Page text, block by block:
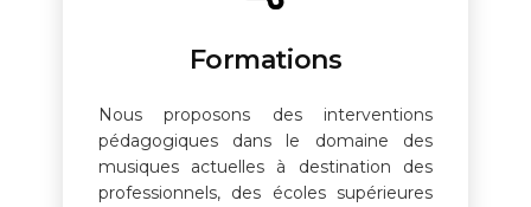
Formations
Nous proposons des interventions
pédagogiques dans le domaine des
musiques actuelles à destination des
professionnels, des écoles supérieures